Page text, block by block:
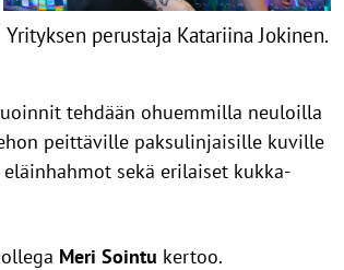
Yrityksen perustaja Katariina Jokinen.
tehdään ohuemmilla neuloilla
peittäville paksulinjaisille kuville
sekä erilaiset kukka-
Meri Sointu kertoo.